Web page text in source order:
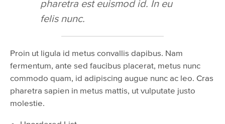
pharetra est euismod id. In eu
felis nunc.
Proin ut ligula id metus convallis dapibus. Nam
fermentum, ante sed faucibus placerat, metus nunc
commodo quam, id adipiscing augue nunc ac leo. Cras
pharetra sapien in metus mattis, ut vulputate justo
molestie.